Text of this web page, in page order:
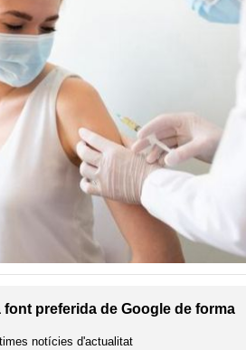
font preferida de Google de forma
notícies d'actualitat